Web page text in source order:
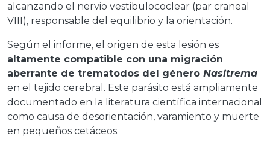
alcanzando el nervio vestibulococlear (par craneal
VIII), responsable del equilibrio y la orientación.
Según el informe, el origen de esta lesión es
altamente compatible con una migración
aberrante de trematodos del género Nasitrema
en el tejido cerebral. Este parásito está ampliamente
documentado en la literatura científica internacional
como causa de desorientación, varamiento y muerte
en pequeños cetáceos.